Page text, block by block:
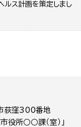
ルス計画を策定しまし
荻窪300番地
所○○課（室）」